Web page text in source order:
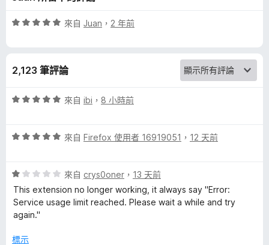
r
n
s
l
t
評
，
分
來自 Juan ， 2 年前
2,123 筆評論
評
分
分
5
分
來自 ibi ， 8 小時前
評
分
，
滿
分
分
來自 Firefox 使用者 16919051 ， 12 天前
評
價
1
分
滿
來自 crys0oner ， 13 天前
This extension no longer working, it always say "Error:
Service usage limit reached. Please wait a while and try
again."
標示